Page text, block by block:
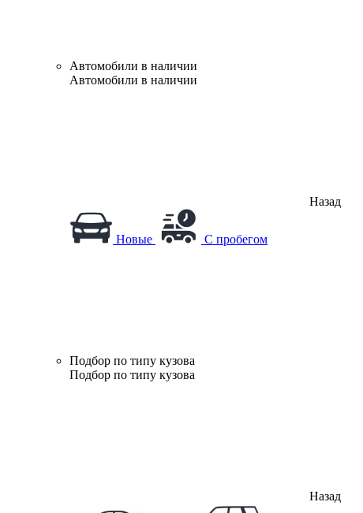
Автомобили в наличии
Автомобили в наличии
Назад
Новые С пробегом
Подбор по типу кузова
Подбор по типу кузова
Назад